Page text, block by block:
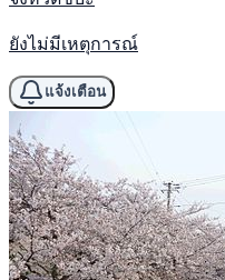
ยังไม่มีเหตุการณ์
แจ้งเตือน